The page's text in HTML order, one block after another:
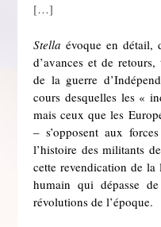
[…]
Stella évoque en détail,
d’avances et de
de la guerre
cours desquelles les «
mais ceux que les
– s’opposent aux
l’histoire des militants
cette revendication de
humain qui dépasse
révolutions de l’époque.